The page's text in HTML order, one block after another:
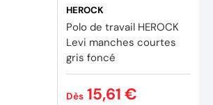
HEROCK
Polo de travail HEROCK
Levi manches courtes
gris foncé
Dès 15,61 €